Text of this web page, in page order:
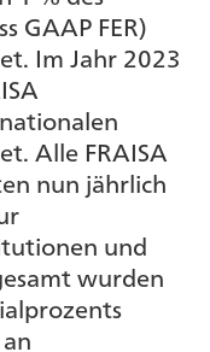
GAAP FER)
Im Jahr 2023
Alle FRAISA
nun jährlich
und
wurden